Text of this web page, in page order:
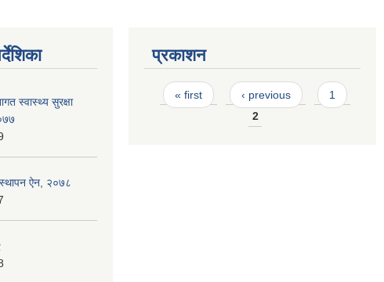
स्वास्थ्य सुरक्षा
ऐन, २०७८
प्रकाशन
Pages
« first ‹ previous
1
2